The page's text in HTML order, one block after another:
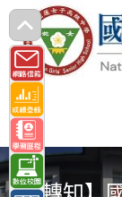
跳
轉
至
主
要
內
容